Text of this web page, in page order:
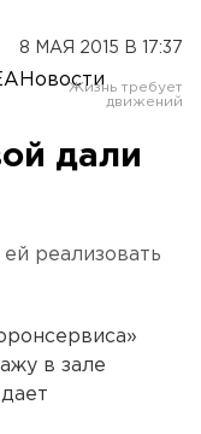
8 МАЯ 2015 В 17:37
дали
реализовать
в зале